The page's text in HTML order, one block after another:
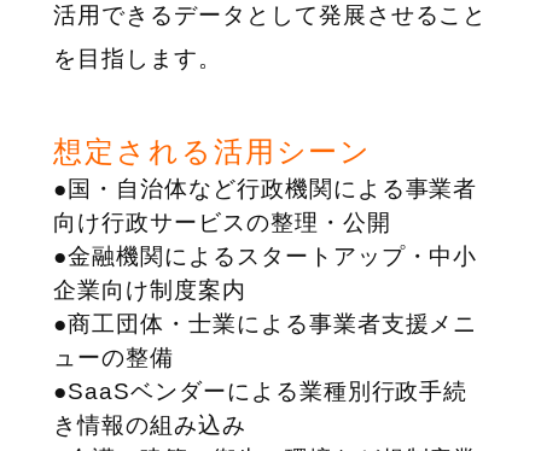
活用できるデータとして発展させること
を目指します。
想定される活用シーン
●国・自治体など行政機関による事業者
向け行政サービスの整理・公開
●金融機関によるスタートアップ・中小
企業向け制度案内
●商工団体・士業による事業者支援メニ
ューの整備
●SaaSベンダーによる業種別行政手続
き情報の組み込み